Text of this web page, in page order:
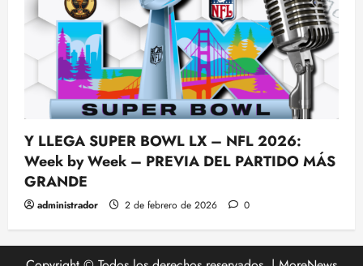
Y LLEGA SUPER BOWL LX – NFL 2026:
Week by Week – PREVIA DEL PARTIDO MÁS
GRANDE
administrador 2 de febrero de 2026 0